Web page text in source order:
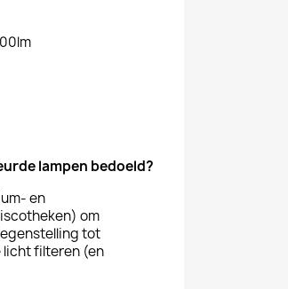
lampen bedoeld?
en
om
tot
licht filteren (en